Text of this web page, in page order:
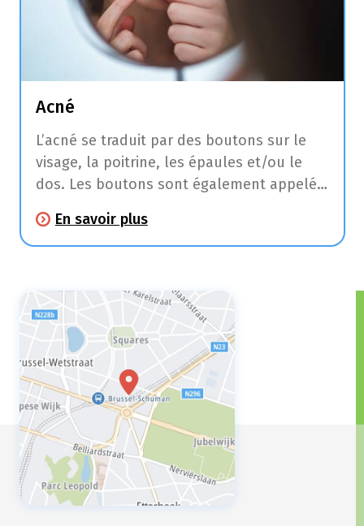
Acné
L’acné se traduit par des boutons sur le
visage, la poitrine, les épaules et/ou le
dos. Les boutons sont également appelés
bosse blanche due à l’accumulation de
sébum dans la glande sébacée.
En savoir plus